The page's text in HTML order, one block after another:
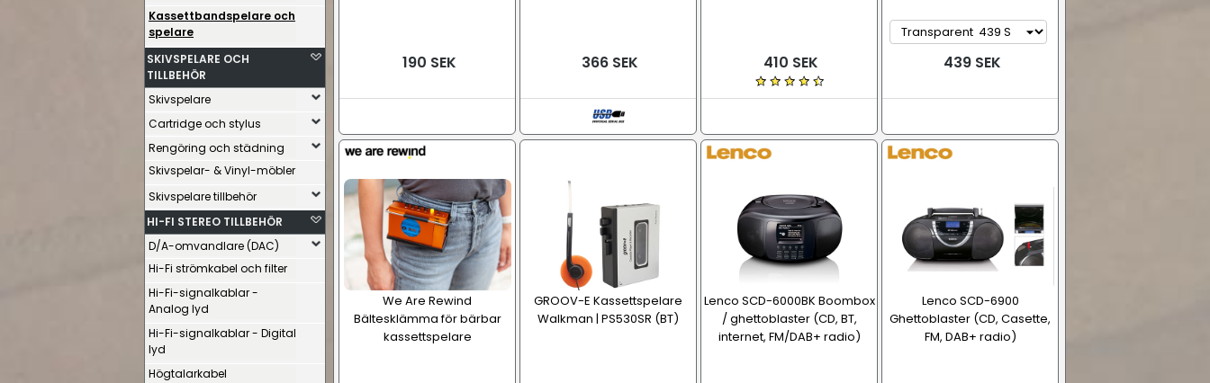
Kassettbandspelare och
spelare
SKIVSPELARE OCH
TILLBEHÖR
Skivspelare
Cartridge och stylus
Rengöring och städning
Skivspelar- & Vinyl-möbler
Skivspelare tillbehör
HI-FI STEREO TILLBEHÖR
D/A-omvandlare (DAC)
Hi-Fi strömkabel och filter
Hi-Fi-signalkablar -
Analog lyd
Hi-Fi-signalkablar - Digital
lyd
Högtalarkabel
190 SEK 366 SEK 410 SEK 439 SEK
We Are Rewind
Bältesklämma för bärbar
kassettspelare
GROOV-E Kassettspelare
Walkman | PS530SR (BT)
Lenco SCD-6000BK Boombox
/ ghettoblaster (CD, BT,
internet, FM/DAB+ radio)
Lenco SCD-6900
Ghettoblaster (CD, Casette,
FM, DAB+ radio)